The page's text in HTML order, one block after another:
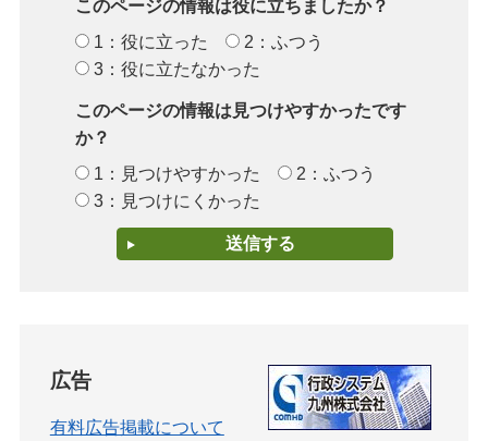
このページの情報は役に立ちましたか？
1：役に立った
2：ふつう
3：役に立たなかった
このページの情報は見つけやすかったです
か？
1：見つけやすかった
2：ふつう
3：見つけにくかった
広告
有料広告掲載について